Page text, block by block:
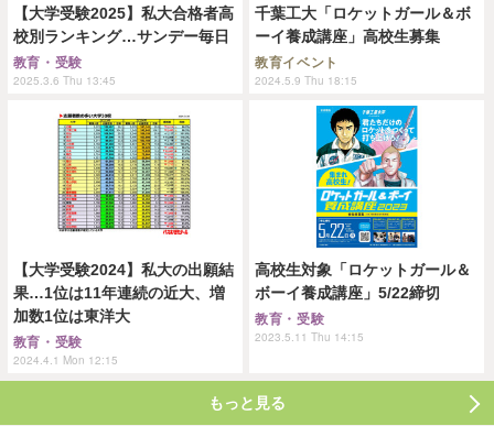
【大学受験2025】私大合格者高
校別ランキング…サンデー毎日
教育・受験
2025.3.6 Thu 13:45
千葉工大「ロケットガール＆ボ
ーイ養成講座」高校生募集
教育イベント
2024.5.9 Thu 18:15
【大学受験2024】私大の出願結
果…1位は11年連続の近大、増
加数1位は東洋大
教育・受験
2024.4.1 Mon 12:15
高校生対象「ロケットガール＆
ボーイ養成講座」5/22締切
教育・受験
2023.5.11 Thu 14:15
もっと見る